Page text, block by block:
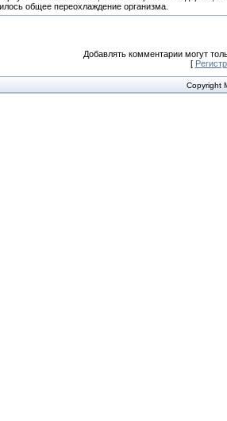
общее переохлаждение организма.
Добавлять комментарии могут
[
Copyright